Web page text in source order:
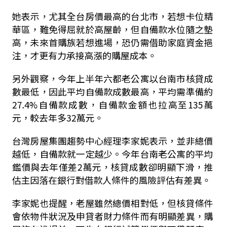
她表示，尤其全台房價最高的台北市，若想卡位精
華區，難免得屈就於高屋齡，但自備款水位隨之墊
高，未來首購族若想進場，恐仍需借助家庭資金挹
注，才更有力承接高漲的購屋成本。
另外觀察，今年上半年六都老公寓以台南市核貸成
數最低，因此平均自備款成數最高，平均需準備約
27.4%自備款成數，自備款金額也拉高至135萬
元，較去年多32萬元。
台灣房屋集團趨勢中心經理李家妮表示，並非總價
越低，自備款就一定越少。今年台南老公寓的平均
鑑價與去年僅差2萬元，核貸成數卻明顯下滑，推
估主因落在銀行對借款人條件的風險評估有差異。
李家妮也提醒，老屋雖然總價相對低，但核貸條件
會依物件狀況及申貸者財力條件而有明顯差異，購